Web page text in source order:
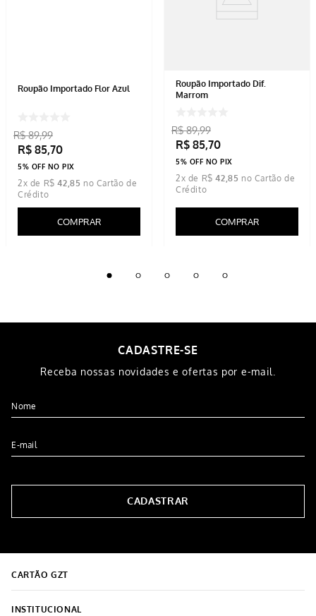
Roupão Importado Flor Azul
R$ 89,99
R$ 85,70
5% OFF NO PIX
2x de R$ 42 ,85
COMPRAR
Roupão Importado Dif.
Marrom
R$ 89,99
R$ 85,70
5% OFF NO PIX
2x de R$ 42 ,85
COMPRAR
CADASTRE-SE
Receba nossas novidades e ofertas por e-mail.
CADASTRAR
CARTÃO GZT
INSTITUCIONAL